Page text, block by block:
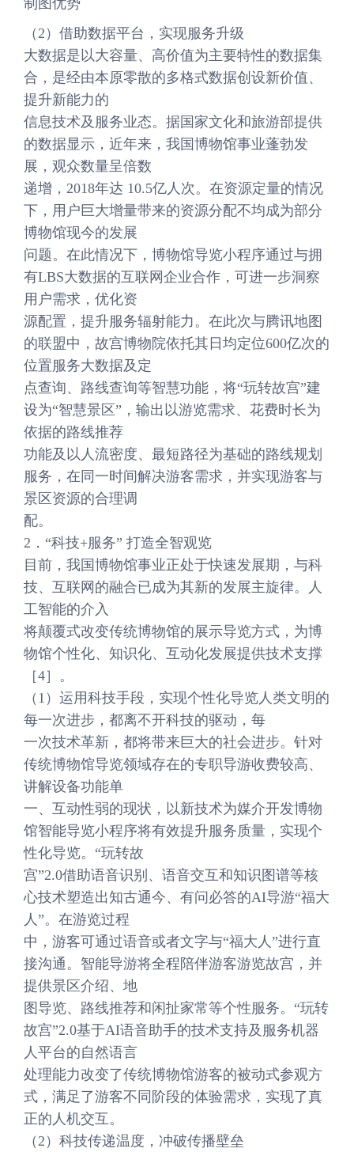
制图优势
（2）借助数据平台，实现服务升级
大数据是以大容量、高价值为主要特性的数据集
合，是经由本原零散的多格式数据创设新价值、
提升新能力的
信息技术及服务业态。据国家文化和旅游部提供
的数据显示，近年来，我国博物馆事业蓬勃发
展，观众数量呈倍数
递增，2018年达 10.5亿人次。在资源定量的情况
下，用户巨大增量带来的资源分配不均成为部分
博物馆现今的发展
问题。在此情况下，博物馆导览小程序通过与拥
有LBS大数据的互联网企业合作，可进一步洞察
用户需求，优化资
源配置，提升服务辐射能力。在此次与腾讯地图
的联盟中，故宫博物院依托其日均定位600亿次的
位置服务大数据及定
点查询、路线查询等智慧功能，将“玩转故宫”建
设为“智慧景区”，输出以游览需求、花费时长为
依据的路线推荐
功能及以人流密度、最短路径为基础的路线规划
服务，在同一时间解决游客需求，并实现游客与
景区资源的合理调
配。
2．“科技+服务” 打造全智观览
目前，我国博物馆事业正处于快速发展期，与科
技、互联网的融合已成为其新的发展主旋律。人
工智能的介入
将颠覆式改变传统博物馆的展示导览方式，为博
物馆个性化、知识化、互动化发展提供技术支撑
［4］。
（1）运用科技手段，实现个性化导览人类文明的
每一次进步，都离不开科技的驱动，每
一次技术革新，都将带来巨大的社会进步。针对
传统博物馆导览领域存在的专职导游收费较高、
讲解设备功能单
一、互动性弱的现状，以新技术为媒介开发博物
馆智能导览小程序将有效提升服务质量，实现个
性化导览。“玩转故
宫”2.0借助语音识别、语音交互和知识图谱等核
心技术塑造出知古通今、有问必答的AI导游“福大
人”。在游览过程
中，游客可通过语音或者文字与“福大人”进行直
接沟通。智能导游将全程陪伴游客游览故宫，并
提供景区介绍、地
图导览、路线推荐和闲扯家常等个性服务。“玩转
故宫”2.0基于AI语音助手的技术支持及服务机器
人平台的自然语言
处理能力改变了传统博物馆游客的被动式参观方
式，满足了游客不同阶段的体验需求，实现了真
正的人机交互。
（2）科技传递温度，冲破传播壁垒